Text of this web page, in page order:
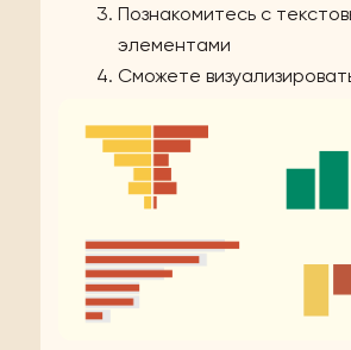
Познакомитесь с
элементами
Сможете